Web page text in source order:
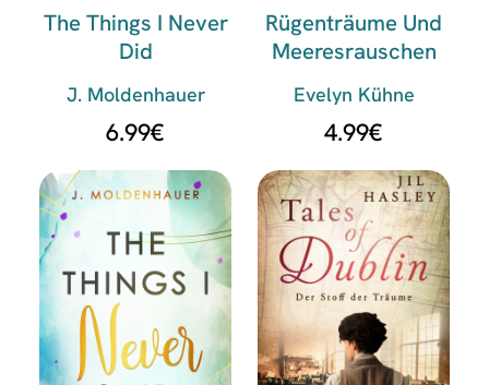
The Things I Never
Did
J. Moldenhauer
6.99€
Rügenträume Und
Meeresrauschen
Evelyn Kühne
4.99€